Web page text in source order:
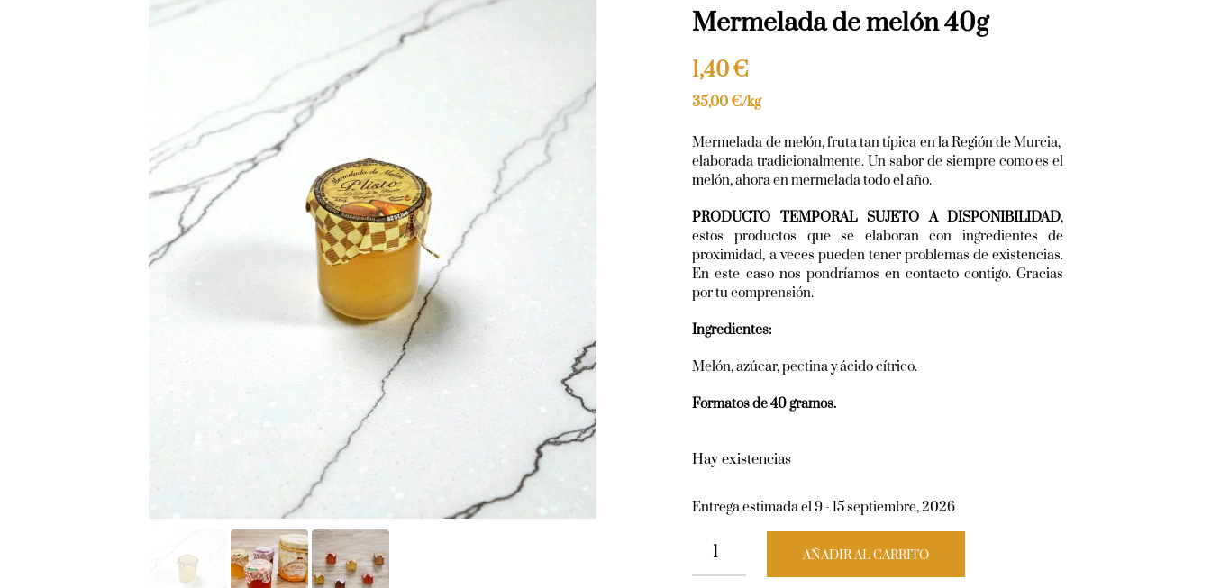
Mermelada de melón 40g
1,40€
35,00€/kg
Mermelada de melón, fruta tan típica en la Región de Murcia,
elaborada tradicionalmente. Un sabor de siempre como es el
melón, ahora en mermelada todo el año.
PRODUCTO TEMPORAL SUJETO A DISPONIBILIDAD,
estos productos que se elaboran con ingredientes de
proximidad, a veces pueden tener problemas de existencias.
En este caso nos pondríamos en contacto contigo. Gracias
por tu comprensión.
Ingredientes:
Melón, azúcar, pectina y ácido cítrico.
Formatos de 40 gramos.
Hay existencias
Entrega estimada el 9 - 15 septiembre, 2026
AÑADIR AL CARRITO